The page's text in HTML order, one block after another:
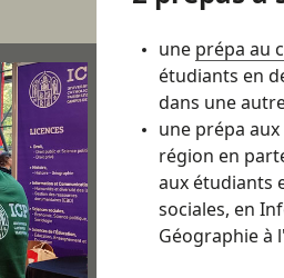
une prépa au
étudiants en
dans une
une prépa
région en
aux étudiants
sociales, en
Géographie à